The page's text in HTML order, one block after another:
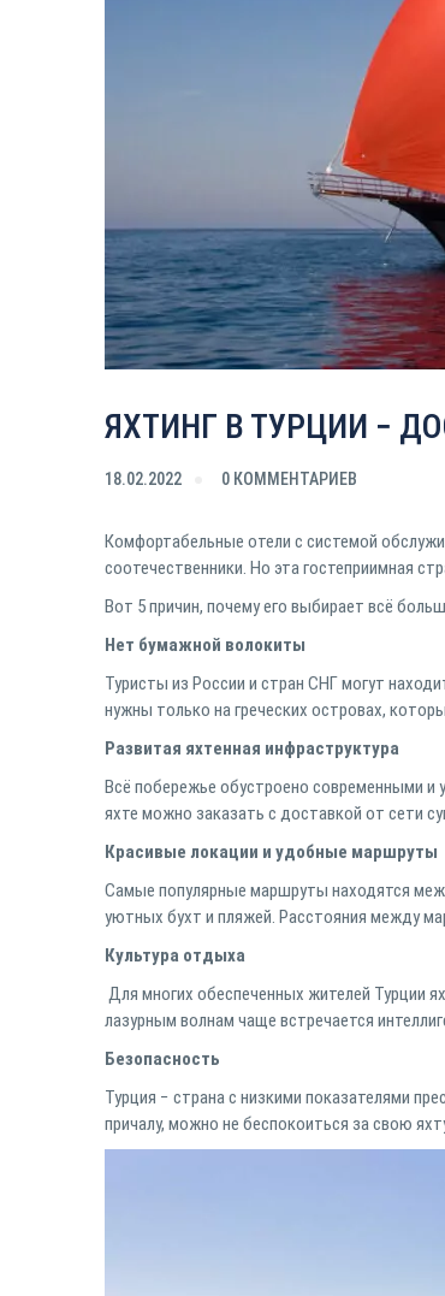
ЯХТИНГ В ТУРЦИИ −
18.02.2022 0 КОММЕНТАРИЕВ
Комфортабельные отели с системой
соотечественники. Но эта гостеприимная
Вот 5 причин, почему его выбирает всё
Нет бумажной волокиты
Туристы из России и стран СНГ могут
нужны только на греческих островах,
Развитая яхтенная инфраструктура
Всё побережье обустроено современными и
яхте можно заказать с доставкой от сети
Красивые локации и удобные маршруты
Самые популярные маршруты находятся
уютных бухт и пляжей. Расстояния между
Культура отдыха
Для многих обеспеченных жителей Турции
лазурным волнам чаще встречается
Безопасность
Турция − страна с низкими показателями
причалу, можно не беспокоиться за свою